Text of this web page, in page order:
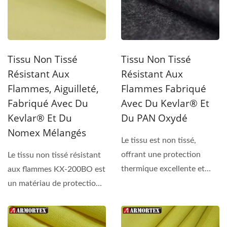
Tissu Non Tissé
Résistant Aux
Flammes, Aiguilleté,
Fabriqué Avec Du
Kevlar® Et Du
Nomex Mélangés
Le tissu non tissé résistant
aux flammes KX-200BO est
un matériau de protection
Tissu Non Tissé
Résistant Aux
Flammes Fabriqué
Avec Du Kevlar® Et
Du PAN Oxydé
Le tissu est non tissé,
offrant une protection
thermique excellente et